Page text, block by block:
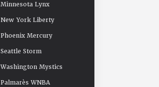
Minnesota Lynx
New York Liberty
Phoenix Mercury
Seattle Storm
Washington Mystics
Palmarès WNBA